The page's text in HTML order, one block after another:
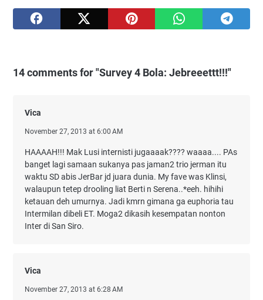
14 comments for "Survey 4 Bola: Jebreeettt!!!"
Vica
November 27, 2013 at 6:00 AM
HAAAAH!!! Mak Lusi internisti jugaaaak???? waaaa.... PAs
banget lagi samaan sukanya pas jaman2 trio jerman itu
waktu SD abis JerBar jd juara dunia. My fave was Klinsi,
walaupun tetep drooling liat Berti n Serena..*eeh. hihihi
ketauan deh umurnya. Jadi kmrn gimana ga euphoria tau
Intermilan dibeli ET. Moga2 dikasih kesempatan nonton
Inter di San Siro.
Vica
November 27, 2013 at 6:28 AM